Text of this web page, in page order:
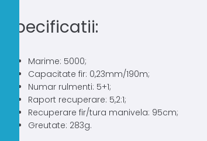
Specificatii:
Marime: 5000;
Capacitate fir: 0,23mm/190m;
Numar rulmenti: 5+1;
Raport recuperare: 5,2:1;
Recuperare fir/tura manivela: 95cm;
Greutate: 283g.